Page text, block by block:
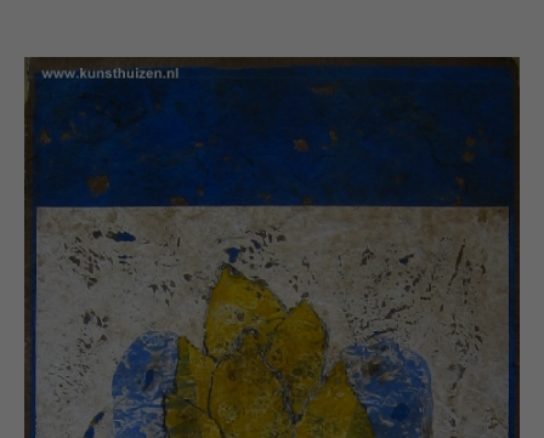
materiaalgebruik van Brisson is monumentaal. Hij
gebruikt zwaar handgeschept papier dat een
natuurlijke uitstraling heeft. Dit papier bewerkt hij
weer met diverse grafische technieken, waarbij
Carborundum, steendruk, zeefdruk, houtsnede, acryl
en olie afzonderlijk en als mix het eindresultaat
dienen.
Pierre Marie Brisson is een kunstenaar met
wereldfaam. Naast talrijke privécollecties zijn het
Museum of Art (Fort Lauderdale), George Pages
Museum (Los Angeles), Musée d’Art et d’Histoire
(Belfort), Fine Art Museum (San Francisco),
Städtisches Museum (Gelsenkirchen) slechts enkele
voorbeelden van musea die werk van Brisson in
collectie hebben.